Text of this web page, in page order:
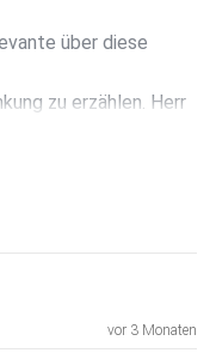
über diese
zu erzählen. Herr
vor 3 Monaten